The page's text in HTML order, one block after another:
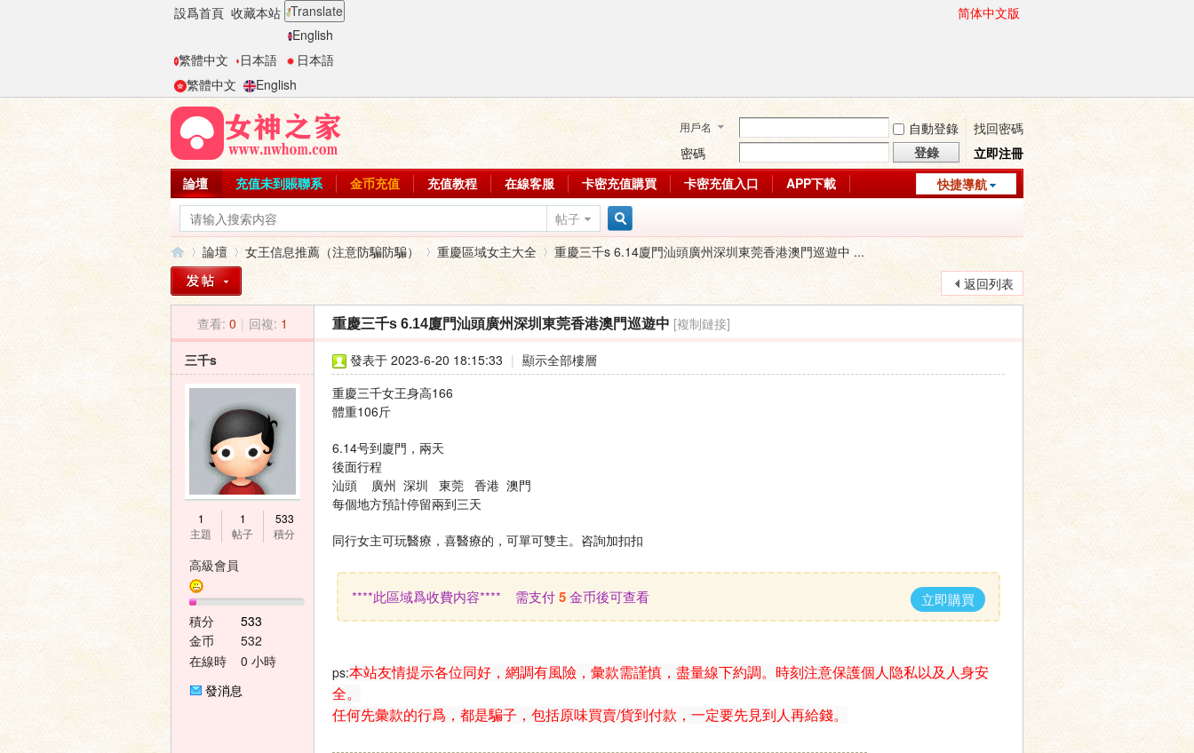
設爲首頁 收藏本站 Translate
English
繁體中文
日本語
日本語
繁體中文
English
简体中文版
用戶名 自動登錄
找回密碼
密碼
登錄
立即注冊
快捷導航
論壇 充值未到賬聯系 金币充值 充值教程 在線客服 卡密充值購買 卡密充值入口
APP下載
帖子
搜
索
論壇
›
女王信息推薦（注意防騙防騙）
›
重慶區域女主大全
›
重慶三千s 6.14廈門汕頭廣州深圳東莞香港澳門巡遊中 ...
返回列表
查看: 0 | 回複: 1 重慶三千s 6.14廈門汕頭廣州深圳東莞香港澳門巡遊中 [複制鏈接]
三千s
1
主題
1
帖子
533
積分
高級會員
積分
533
金币
532
在線時
0 小時
發消息
發表于 2023-6-20 18:15:33 | 顯示全部樓層
重慶三千女王身高166
體重106斤
6.14号到廈門，兩天
後面行程
汕頭 廣州 深圳 東莞 香港 澳門
每個地方預計停留兩到三天
同行女主可玩醫療，喜醫療的，可單可雙主。咨詢加扣扣
****此區域爲收費内容**** 需支付5金币後可查看 立即購買
ps:本站友情提示各位同好，網調有風險，彙款需謹慎，盡量線下約調。時刻注意保護個人隐私以及人身安
全。
任何先彙款的行爲，都是騙子，包括原味買賣/貨到付款，一定要先見到人再給錢。